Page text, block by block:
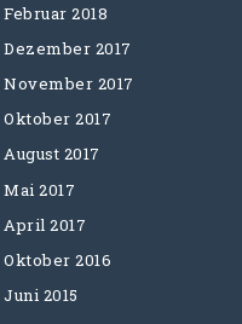
Februar 2018
Dezember 2017
November 2017
Oktober 2017
August 2017
Mai 2017
April 2017
Oktober 2016
Juni 2015